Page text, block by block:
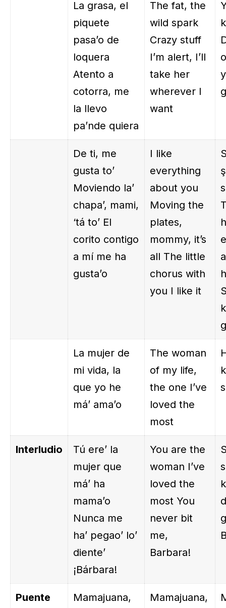
La grasa, el
piquete
pasa’o de
loquera
Atento a
cotorra, me
la llevo
pa’nde quiera
The fat, the
wild spark
Crazy stuff
I’m alert, I’ll
take her
wherever I
want
De ti, me
gusta to’
Moviendo la’
chapa’, mami,
‘tá to’ El
corito contigo
a mí me ha
gusta’o
I like
everything
about you
Moving the
plates,
mommy, it’s
all The little
chorus with
you I like it
La mujer de
mi vida, la
que yo he
má’ ama’o
The woman
of my life,
the one I’ve
loved the
most
Interludio
Tú ere’ la
mujer que
má’ ha
mama’o
Nunca me
ha’ pegao’ lo’
diente’
¡Bárbara!
You are the
woman I’ve
loved the
most You
never bit
me,
Barbara!
Puente
Mamajuana,
Mamajuana,